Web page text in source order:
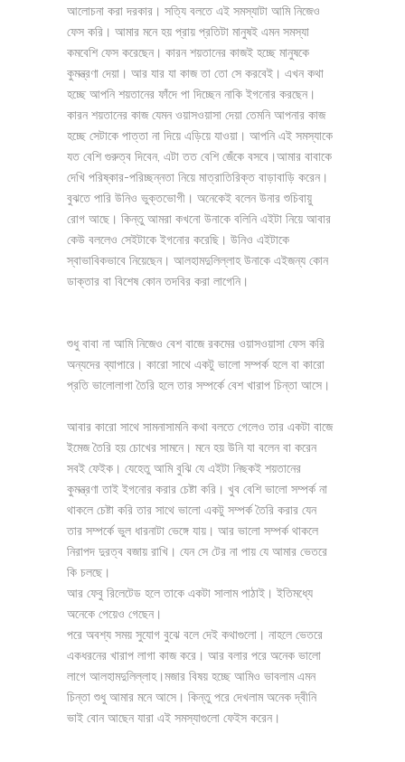
আলোচনা করা দরকার। সত্যি বলতে এই সমস্যাটা আমি নিজেও
ফেস করি। আমার মনে হয় প্রায় প্রতিটা মানুষই এমন সমস্যা
কমবেশি ফেস করেছেন। কারন শয়তানের কাজই হচ্ছে মানুষকে
কুমন্ত্রণা দেয়া। আর যার যা কাজ তা তো সে করবেই। এখন কথা
হচ্ছে আপনি শয়তানের ফাঁদে পা দিচ্ছেন নাকি ইগনোর করছেন।
কারন শয়তানের কাজ যেমন ওয়াসওয়াসা দেয়া তেমনি আপনার কাজ
হচ্ছে সেটাকে পাত্তা না দিয়ে এড়িয়ে যাওয়া। আপনি এই সমস্যাকে
যত বেশি গুরুত্ব দিবেন, এটা তত বেশি জেঁকে বসবে।আমার বাবাকে
দেখি পরিষ্কার-পরিচ্ছন্নতা নিয়ে মাত্রাতিরিক্ত বাড়াবাড়ি করেন।
বুঝতে পারি উনিও ভুক্তভোগী। অনেকেই বলেন উনার শুচিবায়ু
রোগ আছে। কিন্তু আমরা কখনো উনাকে বলিনি এইটা নিয়ে আবার
কেউ বললেও সেইটাকে ইগনোর করেছি। উনিও এইটাকে
স্বাভাবিকভাবে নিয়েছেন। আলহামদুলিল্লাহ উনাকে এইজন্য কোন
ডাক্তার বা বিশেষ কোন তদবির করা লাগেনি।
শুধু বাবা না আমি নিজেও বেশ বাজে রকমের ওয়াসওয়াসা ফেস করি
অন্যদের ব্যাপারে। কারো সাথে একটু ভালো সম্পর্ক হলে বা কারো
প্রতি ভালোলাগা তৈরি হলে তার সম্পর্কে বেশ খারাপ চিন্তা আসে।
আবার কারো সাথে সামনাসামনি কথা বলতে গেলেও তার একটা বাজে
ইমেজ তৈরি হয় চোখের সামনে। মনে হয় উনি যা বলেন বা করেন
সবই ফেইক। যেহেতু আমি বুঝি যে এইটা নিছকই শয়তানের
কুমন্ত্রণা তাই ইগনোর করার চেষ্টা করি। খুব বেশি ভালো সম্পর্ক না
থাকলে চেষ্টা করি তার সাথে ভালো একটু সম্পর্ক তৈরি করার যেন
তার সম্পর্কে ভুল ধারনাটা ভেঙ্গে যায়। আর ভালো সম্পর্ক থাকলে
নিরাপদ দুরত্ব বজায় রাখি। যেন সে টের না পায় যে আমার ভেতরে
কি চলছে।
আর ফেবু রিলেটেড হলে তাকে একটা সালাম পাঠাই। ইতিমধ্যে
অনেকে পেয়েও গেছেন।
পরে অবশ্য সময় সুযোগ বুঝে বলে দেই কথাগুলো। নাহলে ভেতরে
একধরনের খারাপ লাগা কাজ করে। আর বলার পরে অনেক ভালো
লাগে আলহামদুলিল্লাহ।মজার বিষয় হচ্ছে আমিও ভাবলাম এমন
চিন্তা শুধু আমার মনে আসে। কিন্তু পরে দেখলাম অনেক দ্বীনি
ভাই বোন আছেন যারা এই সমস্যাগুলো ফেইস করেন।